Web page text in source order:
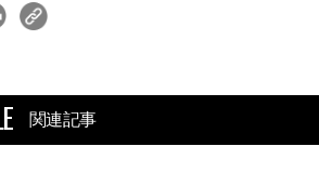
関連記事